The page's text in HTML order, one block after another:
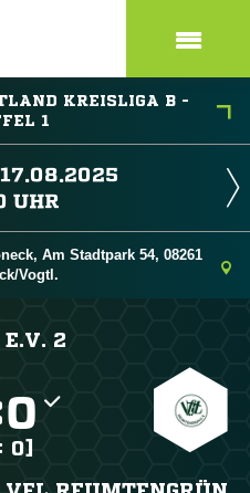
KREISLIGA B -
1

Am Stadtpark 54, 08261
Vogtl.
E.V. 2

0]